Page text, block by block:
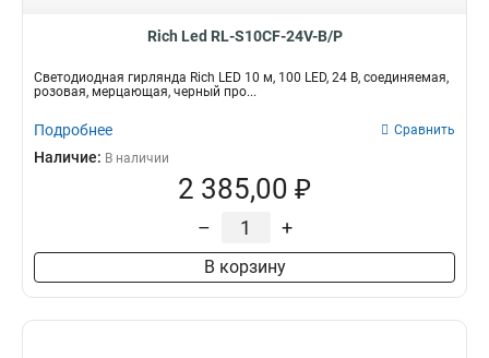
Rich Led RL-S10CF-24V-B/P
Светодиодная гирлянда Rich LED 10 м, 100 LED, 24 В, соединяемая,
розовая, мерцающая, черный про...
Подробнее Сравнить
Наличие: В наличии
2 385,00 ₽
– +
В корзину